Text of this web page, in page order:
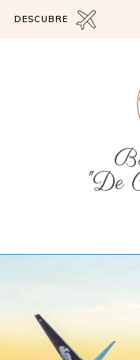
DESCUBRE
"De